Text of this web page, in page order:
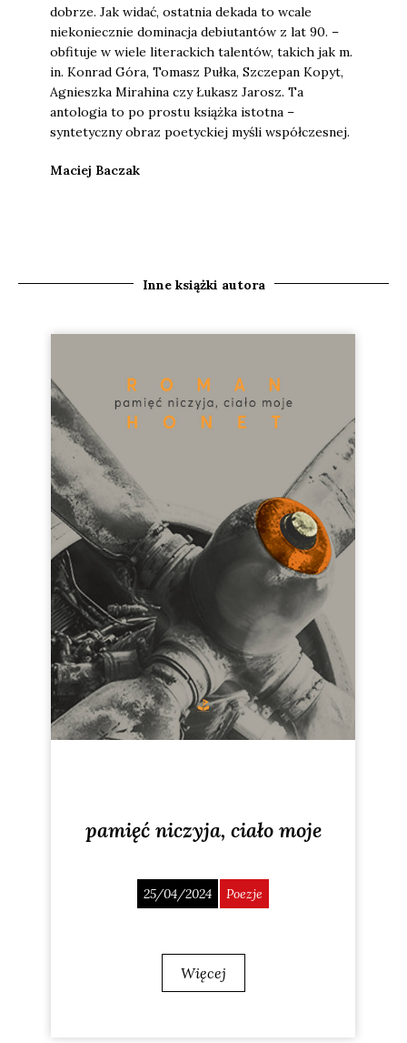
dobrze. Jak widać, ostatnia dekada to wcale
niekoniecznie dominacja debiutantów z lat 90. –
obfituje w wiele literackich talentów, takich jak m.
in. Konrad Góra, Tomasz Pułka, Szczepan Kopyt,
Agnieszka Mirahina czy Łukasz Jarosz. Ta
antologia to po prostu książka istotna –
syntetyczny obraz poetyckiej myśli współczesnej.
Maciej Baczak
Inne książki autora
pamięć niczyja, ciało moje
25/04/2024 Poezje
Więcej